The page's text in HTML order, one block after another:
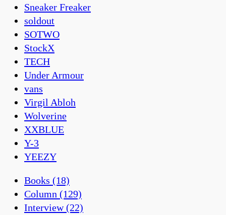
Sneaker Freaker
soldout
SOTWO
StockX
TECH
Under Armour
vans
Virgil Abloh
Wolverine
XXBLUE
Y-3
YEEZY
Books (18)
Column (129)
Interview(22)